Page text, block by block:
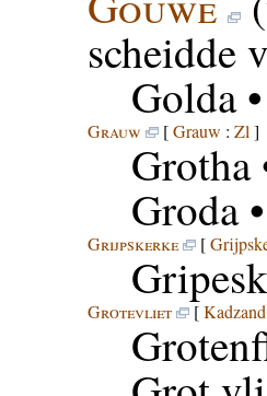
scheidde
Golda
Grauw [Grauw : Zl ]
Grotha
Groda
Grijpskerke [
Grotevliet [Kadzand